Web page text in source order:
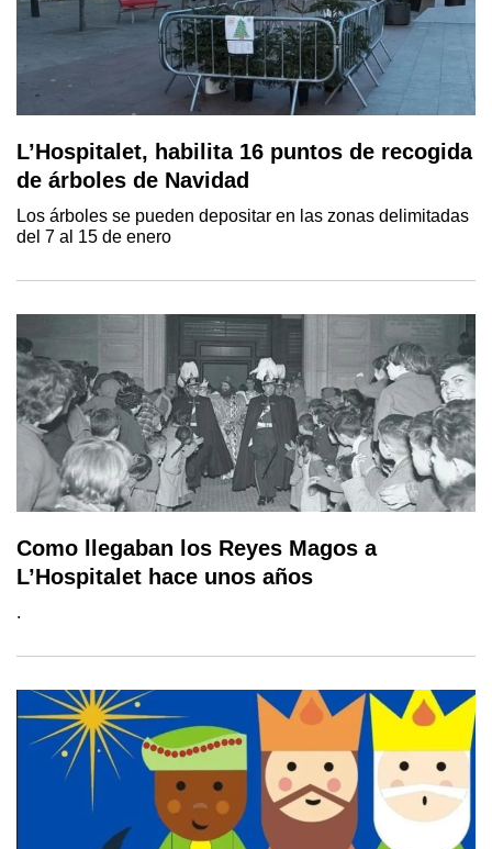
L’Hospitalet, habilita 16 puntos de recogida
de árboles de Navidad
Los árboles se pueden depositar en las zonas delimitadas
del 7 al 15 de enero
Como llegaban los Reyes Magos a
L’Hospitalet hace unos años
.